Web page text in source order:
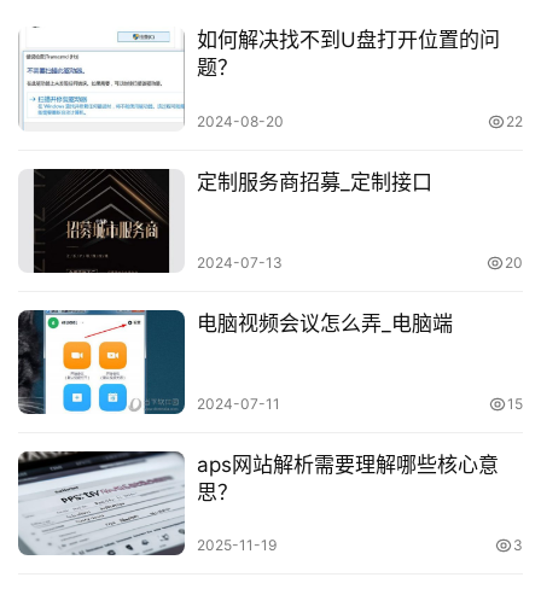
如何解决找不到U盘打开位置的问
题？
2024-08-20 22
定制服务商招募_定制接口
2024-07-13 20
电脑视频会议怎么弄_电脑端
2024-07-11 15
aps网站解析需要理解哪些核心意
思？
2025-11-19 3